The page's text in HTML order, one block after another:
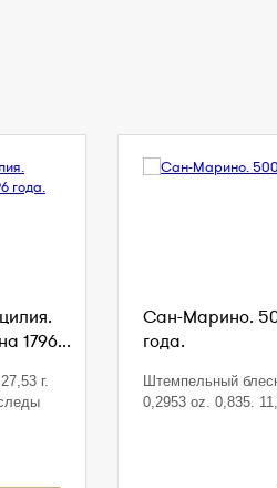
1796...
г.
Сан-Марино.
года.
Штемпельный
0,2953 oz. 0,835.